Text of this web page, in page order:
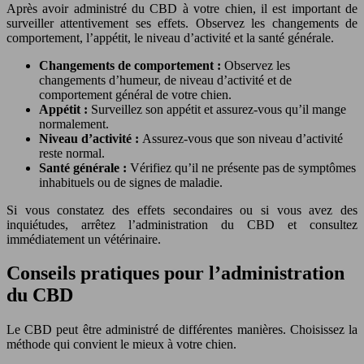
Après avoir administré du CBD à votre chien, il est important de
surveiller attentivement ses effets. Observez les changements de
comportement, l’appétit, le niveau d’activité et la santé générale.
Changements de comportement : Observez les
changements d’humeur, de niveau d’activité et de
comportement général de votre chien.
Appétit : Surveillez son appétit et assurez-vous qu’il mange
normalement.
Niveau d’activité : Assurez-vous que son niveau d’activité
reste normal.
Santé générale : Vérifiez qu’il ne présente pas de symptômes
inhabituels ou de signes de maladie.
Si vous constatez des effets secondaires ou si vous avez des
inquiétudes, arrêtez l’administration du CBD et consultez
immédiatement un vétérinaire.
Conseils pratiques pour l’administration
du CBD
Le CBD peut être administré de différentes manières. Choisissez la
méthode qui convient le mieux à votre chien.